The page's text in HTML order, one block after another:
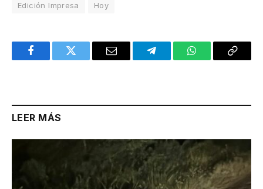
Edición Impresa Hoy
FacebookTwitter Email TelegramWhatsAppCopy
LEER MÁS